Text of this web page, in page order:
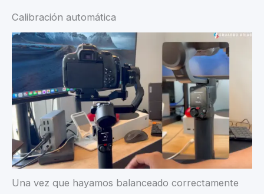
Calibración automática
Una vez que hayamos balanceado correctamente